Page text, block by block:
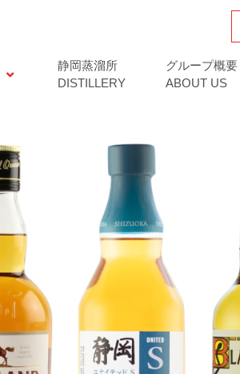
静岡蒸溜所
DISTILLERY
グループ概要
ABOUT US